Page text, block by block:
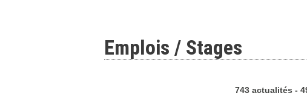
Emplois / Stages
743 actualités -